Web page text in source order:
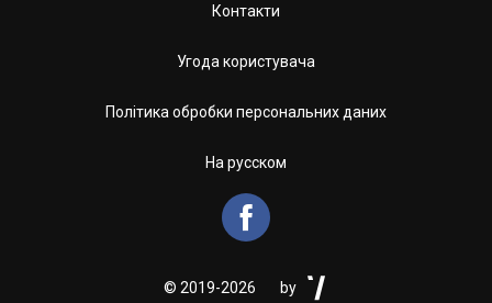
Контакти
Угода користувача
Політика обробки персональних даних
На русском

© 2019-2026 by 